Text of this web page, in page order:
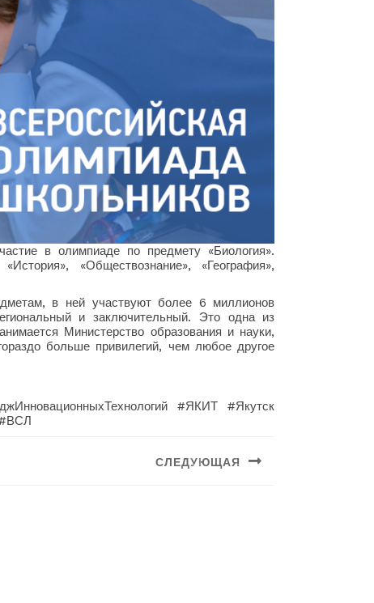
в олимпиаде по предмету «Биология».
«Обществознание», «География»,
в ней участвуют более 6 миллионов
и заключительный. Это одна из
Министерство образования и науки,
больше привилегий, чем любое другое
#ЯКИТ #Якутск
СЛЕДУЮЩАЯ